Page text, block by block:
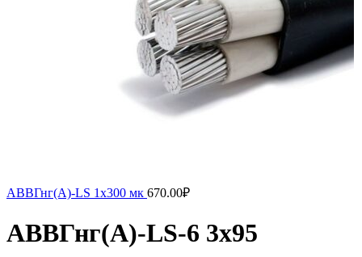
АВВГнг(A)-LS 1х300 мк 670.00₽
АВВГнг(А)-LS-6 3х95